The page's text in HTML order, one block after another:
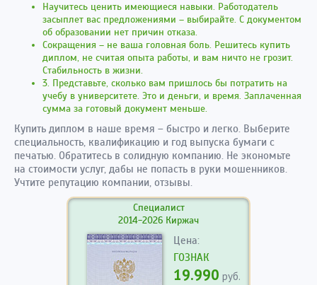
Научитесь ценить имеющиеся навыки. Работодатель
засыплет вас предложениями – выбирайте. С документом
об образовании нет причин отказа.
Сокращения – не ваша головная боль. Решитесь купить
диплом, не считая опыта работы, и вам ничто не грозит.
Стабильность в жизни.
3. Представьте, сколько вам пришлось бы потратить на
учебу в университете. Это и деньги, и время. Заплаченная
сумма за готовый документ меньше.
Купить диплом в наше время – быстро и легко. Выберите
специальность, квалификацию и год выпуска бумаги с
печатью. Обратитесь в солидную компанию. Не экономьте
на стоимости услуг, дабы не попасть в руки мошенников.
Учтите репутацию компании, отзывы.
Специалист
2014-2026 Киржач
Цена:
ГОЗНАК
19.990 руб.